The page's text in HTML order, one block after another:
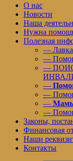
О нас
Новости
Наша
Нужна
Полезная
— Лавка
—
—
—
—
— Мамы
—
Законы,
Финансовая
Наши
Контакты